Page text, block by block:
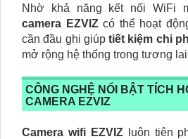
Nhờ khả năng kết nối WiFi
camera EZVIZcó thể hoạt
cần đầu ghi giúp tiết kiệm chi
mở rộng hệ thống trong tương
CÔNG NGHỆ NỔI BẬT TÍCH
CAMERA EZVIZ
Camera wifi EZVIZluôn tiên